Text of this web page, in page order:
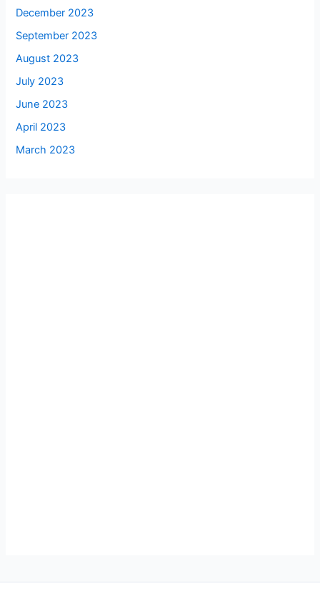
December 2023
September 2023
August 2023
July 2023
June 2023
April 2023
March 2023